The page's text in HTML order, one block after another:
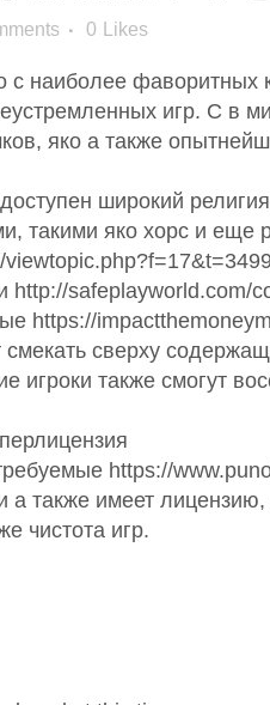
0 Likes
наиболее фаворитных
игр. С в
яко а также
широкий
такими яко хорс и
http://safeplayworld.com/
https://
смекать сверху
игроки также смогут
https://
также имеет
чистота игр.